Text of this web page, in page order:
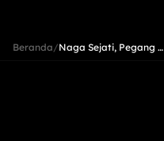
Beranda/Naga Sejati, Pegang …